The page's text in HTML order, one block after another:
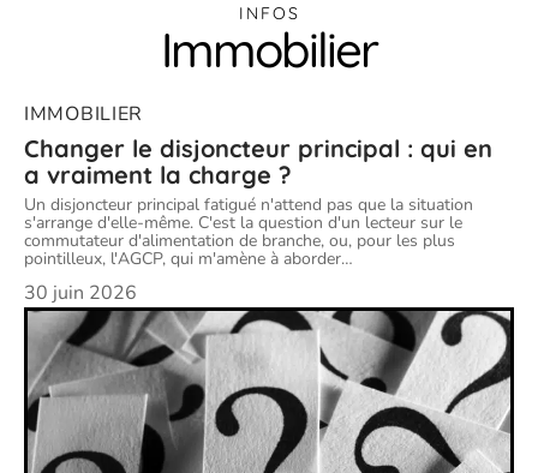
INFOS
Immobilier
IMMOBILIER
Changer le disjoncteur principal : qui en
a vraiment la charge ?
Un disjoncteur principal fatigué n'attend pas que la situation
s'arrange d'elle-même. C'est la question d'un lecteur sur le
commutateur d'alimentation de branche, ou, pour les plus
pointilleux, l'AGCP, qui m'amène à aborder…
30 juin 2026